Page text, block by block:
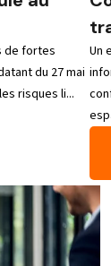
de fortes
du 27 mai
risques li...
Un